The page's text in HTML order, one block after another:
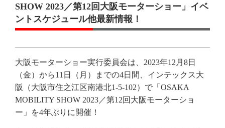
SHOW 2023／第12回大阪モーターショー」イベ
ントスケジュール他最新情報！
大阪モーターショー実行委員会は、2023年12月8日
（金）から11日（月）までの4日間、インテックス大
阪（大阪市住之江区南港北1-5-102）で「OSAKA
MOBILITY SHOW 2023／第12回大阪モーターショ
ー」を4年ぶりに開催！